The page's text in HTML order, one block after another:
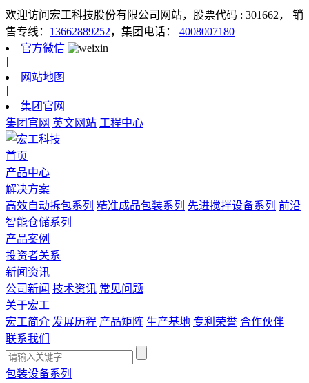
欢迎访问宏工科技股份有限公司网站，股票代码 : 301662，
销
售专线： 13662889252，集团电话： 4008007180
官方微信
|
网站地图
|
集团官网
集团官网 英文网站 工程中心
首页
产品中心
解决方案
高效自动拆包系列 精准成品包装系列 先进搅拌设备系列 前沿
智能仓储系列
产品案例
投资者关系
新闻资讯
公司新闻 技术资讯 常见问题
关于宏工
宏工简介 发展历程 产品矩阵 生产基地 专利荣誉 合作伙伴
联系我们
包装设备系列